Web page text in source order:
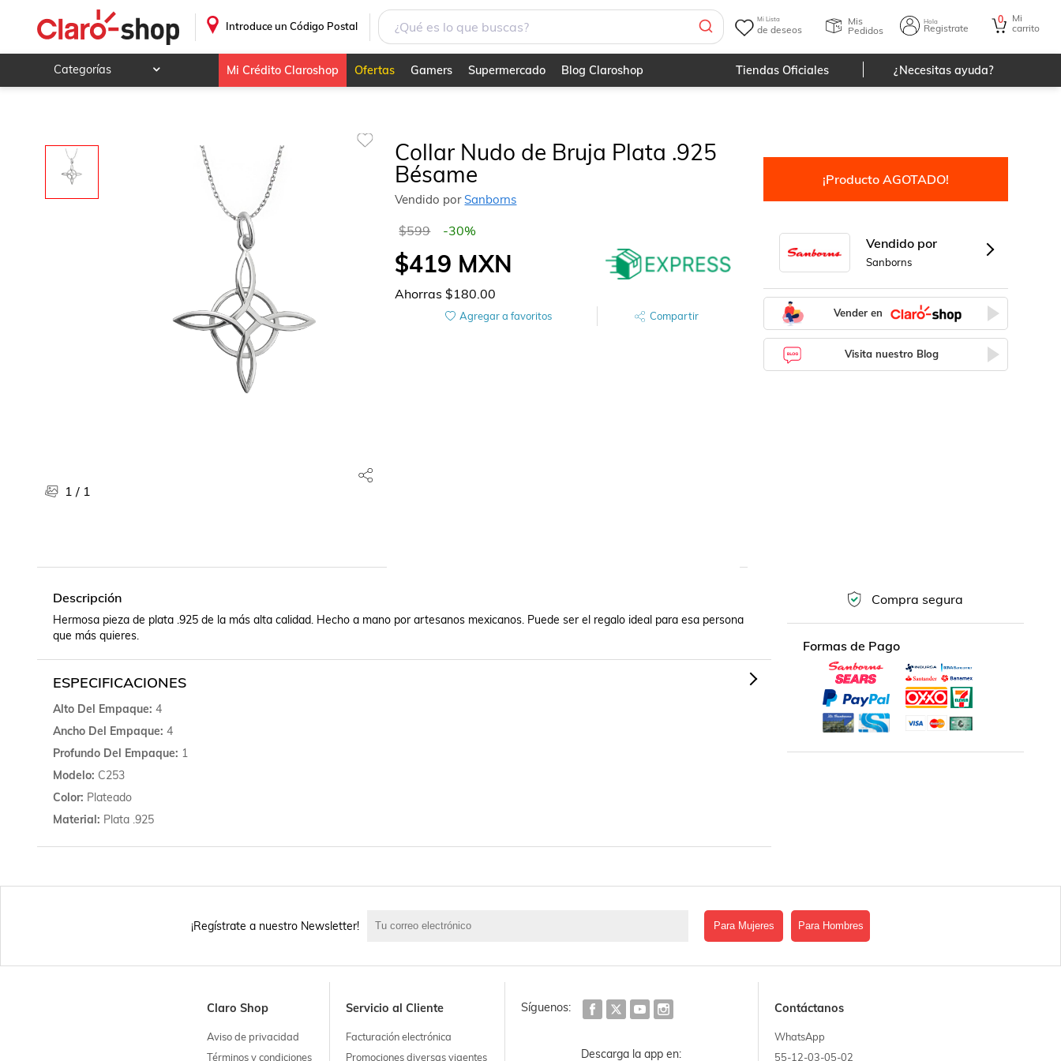
Introduce un Código Postal
Mi Lista
de deseos
Mis
Pedidos
Hola
Registrate
0
Mi
carrito
Categorías
Hogar y jardín
Deportes y ocio
Mi Crédito Claroshop Ofertas Gamers Supermercado Blog Claroshop Tiendas Oficiales ¿Necesitas ayuda?
1 / 1
Collar Nudo de Bruja Plata .925
Bésame
Vendido porSanborns
$599 -30%
$419 MXN
Ahorras$180.00
Agregar a favoritos Compartir
¡Producto AGOTADO!
Vendido por
Sanborns
Vender en
Visita nuestro Blog
Descripción
Hermosa pieza de plata .925 de la más alta calidad. Hecho a mano por artesanos mexicanos. Puede ser el regalo ideal para esa persona
que más quieres.
ESPECIFICACIONES
Alto Del Empaque 4
Ancho Del Empaque 4
Profundo Del Empaque 1
Modelo C253
Color Plateado
Material Plata .925
Compra segura
Formas de Pago
¡Regístrate a nuestro Newsletter! Para Mujeres Para Hombres
Claro Shop
Aviso de privacidad
Términos y condiciones
Servicio al Cliente
Facturación electrónica
Promociones diversas vigentes
Síguenos:
Descarga la app en:
Contáctanos
WhatsApp
55-12-03-05-02
Collar Nudo de Bruja Plata .925 Bésame